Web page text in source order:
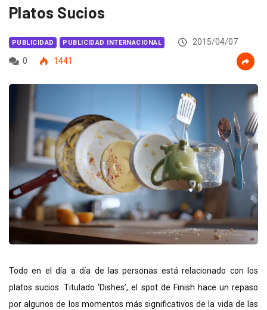
Platos Sucios
PUBLICIDAD PUBLICIDAD INTERNACIONAL
2015/04/07
0
1441
Todo en el día a día de las personas está relacionado con los
platos sucios. Titulado ‘Dishes’, el spot de Finish hace un repaso
por algunos de los momentos más significativos de la vida de las